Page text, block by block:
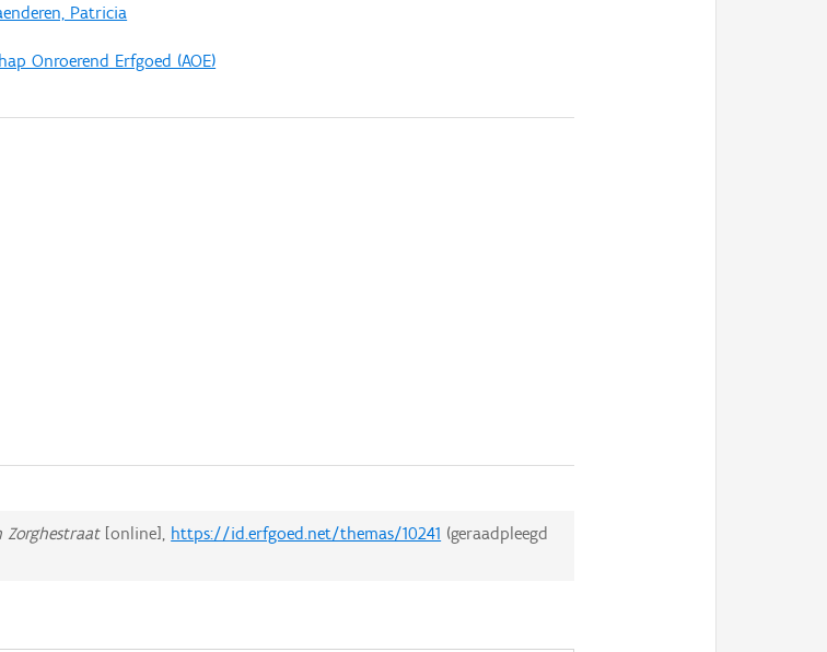
Patricia
Onroerend Erfgoed (AOE)
Zorghestraat[online], https://id.erfgoed.net/themas/10241 (geraadpleegd